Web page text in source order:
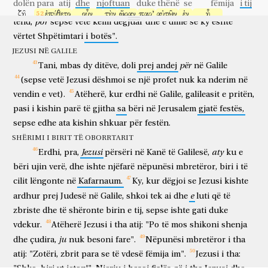
dolën para atij dhe njoftuan duke thënë se fëmija i tij
ζῇ.
jeton
ἐπύθετο
kërkoi
οὖν
atëherë
τὴν ὥραν
orën
παρ’
nga
αὐτῶν
ata
ἐν
në
ᾗ
të cilën
κομψότερον ἔσχεν. εἶπον
thanë atëherë
ἀφῆκεν αὐτὸν
atë
ὁ πυρετός.
ethja kuptoi atëherë ati se
τῇ
ora në
ᾗ
të cilën
εἶπεν
tha
αὐτῷ
atij
Ἰησοῦς,
Jezusi
ὁ υἱός
biri yt
ζῇ;
jeton
καὶ
dhe
ἐπίστευσεν
besoi
αὐτὸς
vetë
καὶ
dhe
ἡ οἰκία
shtëpia
αὐτοῦ
e tij
ὅλη.
tërë
τοῦτο
këtë
δὲ
dhe
πάλιν
përsëri
δεύτερον
të dytë
σημεῖον
shenjë
ἐποίησεν
bëri
ὁ Ἰησοῦς,
Jezusi
ἐλθὼν
kur erdhi
ἐκ
τῆς
Ἰουδαίας
Judesë
εἰς τὴν Γαλιλαίαν.
gruas i thanë: "Nuk besojmë më vetëm për shkak të të folurit
tënd, por sepse vetë kemi dëgjuar dhe e dimë se ky është
vërtet Shpëtimtari i botës".
JEZUSI NË GALILE
Tani, mbas dy ditëve, doli prej andej për në Galile
(sepse vetë Jezusi dëshmoi se një profet nuk ka nderim në
vendin e vet). Atëherë, kur erdhi në Galile, galileasit e pritën,
pasi i kishin parë të gjitha sa bëri në Jerusalem gjatë festës,
sepse edhe ata kishin shkuar për festën.
SHËRIMI I BIRIT TË OBORRTARIT
Erdhi, pra, Jezusi përsëri në Kanë të Galilesë, aty ku e
bëri ujin verë, dhe ishte njëfarë nëpunësi mbretëror, biri i të
cilit lëngonte në Kafarnaum. Ky, kur dëgjoi se Jezusi kishte
ardhur prej Judesë në Galile, shkoi tek ai dhe e luti që të
zbriste dhe të shëronte birin e tij, sepse ishte gati duke
vdekur.
Atëherë Jezusi i tha atij: "Po të mos shikoni shenja
dhe çudira, ju nuk besoni fare". Nëpunësi mbretëror i tha
atij: "Zotëri, zbrit para se të vdesë fëmija im". Jezusi i tha: